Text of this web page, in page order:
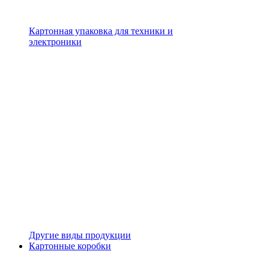
Картонная упаковка для техники и
электроники
Другие виды продукции
Картонные коробки